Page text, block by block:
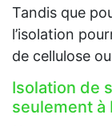
Tandis que
l’isolation
de cellulose
Isolation de
seulement à